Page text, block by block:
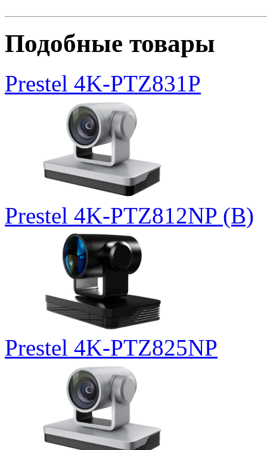
Подобные товары
Prestel 4K-PTZ831P
Prestel 4K-PTZ812NP (B)
Prestel 4K-PTZ825NP